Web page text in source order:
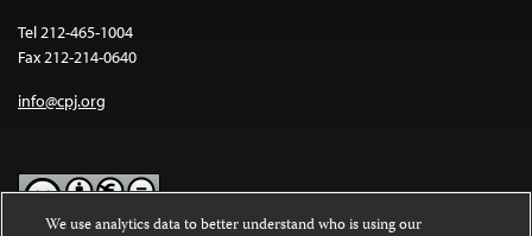
Tel 212-465-1004
Fax 212-214-0640
info@cpj.org
We use analytics data to better understand who is using our